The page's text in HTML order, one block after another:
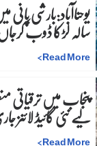
سالہ لڑکا ڈوب
Read More
>
پنجاب میں
لیے نئی گائیڈ لائنز
Read More
>